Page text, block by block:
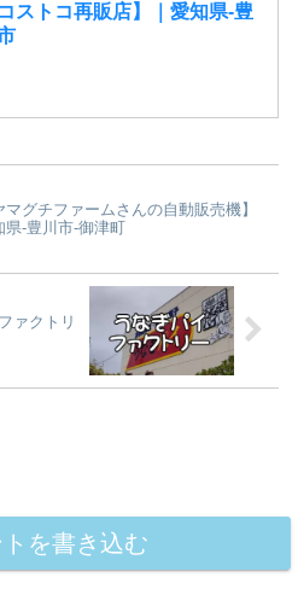
コストコ再販店】｜愛知県-豊
マグチファームさんの自動販売機】
県-豊川市-御津町
ァクトリ
を書き込む